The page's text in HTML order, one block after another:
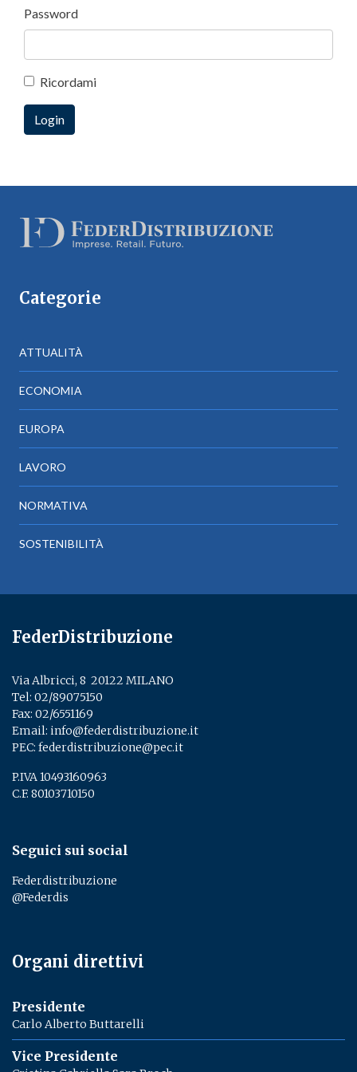
Password
Ricordami
Categorie
ATTUALITÀ
ECONOMIA
EUROPA
LAVORO
NORMATIVA
SOSTENIBILITÀ
FederDistribuzione
Via Albricci, 8 ­ 20122 MILANO
Tel: 02/89075150
Fax: 02/6551169
Email: info@federdistribuzione.it
PEC: federdistribuzione@pec.it
P.IVA 10493160963
C.F. 80103710150
Seguici sui social
Federdistribuzione
@Federdis
Organi direttivi
Presidente
Carlo Alberto Buttarelli
Vice Presidente